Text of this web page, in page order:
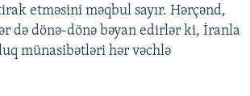
etməsini məqbul sayır. Hərçənd,
də dönə-dönə bəyan edirlər ki, İranla
münasibətləri hər vəchlə